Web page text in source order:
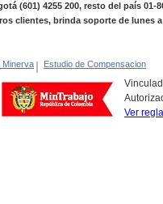
(601) 4255 200, resto del país 01-
clientes, brinda soporte de lunes
Minerva | Estudio de Compensacion
Ver